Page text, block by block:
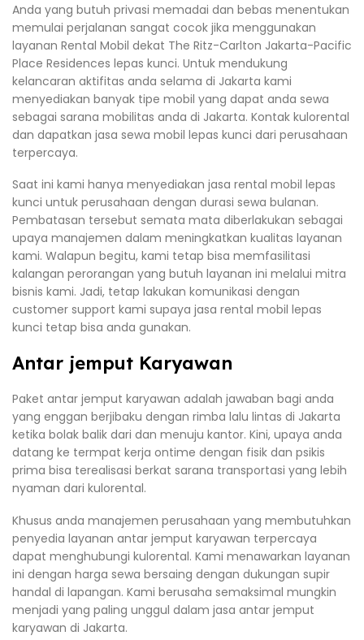
Anda yang butuh privasi memadai dan bebas menentukan
memulai perjalanan sangat cocok jika menggunakan
layanan Rental Mobil dekat The Ritz-Carlton Jakarta-Pacific
Place Residences lepas kunci. Untuk mendukung
kelancaran aktifitas anda selama di Jakarta kami
menyediakan banyak tipe mobil yang dapat anda sewa
sebagai sarana mobilitas anda di Jakarta. Kontak kulorental
dan dapatkan jasa sewa mobil lepas kunci dari perusahaan
terpercaya.
Saat ini kami hanya menyediakan jasa rental mobil lepas
kunci untuk perusahaan dengan durasi sewa bulanan.
Pembatasan tersebut semata mata diberlakukan sebagai
upaya manajemen dalam meningkatkan kualitas layanan
kami. Walapun begitu, kami tetap bisa memfasilitasi
kalangan perorangan yang butuh layanan ini melalui mitra
bisnis kami. Jadi, tetap lakukan komunikasi dengan
customer support kami supaya jasa rental mobil lepas
kunci tetap bisa anda gunakan.
Antar jemput Karyawan
Paket antar jemput karyawan adalah jawaban bagi anda
yang enggan berjibaku dengan rimba lalu lintas di Jakarta
ketika bolak balik dari dan menuju kantor. Kini, upaya anda
datang ke termpat kerja ontime dengan fisik dan psikis
prima bisa terealisasi berkat sarana transportasi yang lebih
nyaman dari kulorental.
Khusus anda manajemen perusahaan yang membutuhkan
penyedia layanan antar jemput karyawan terpercaya
dapat menghubungi kulorental. Kami menawarkan layanan
ini dengan harga sewa bersaing dengan dukungan supir
handal di lapangan. Kami berusaha semaksimal mungkin
menjadi yang paling unggul dalam jasa antar jemput
karyawan di Jakarta.